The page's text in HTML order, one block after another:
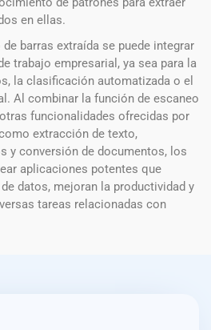
en ellas.
barras extraída se puede integrar
trabajo empresarial, ya sea para la
la clasificación automatizada o el
Al combinar la función de escaneo
funcionalidades ofrecidas por
extracción de texto,
y conversión de documentos, los
aplicaciones potentes que
datos, mejoran la productividad y
tareas relacionadas con